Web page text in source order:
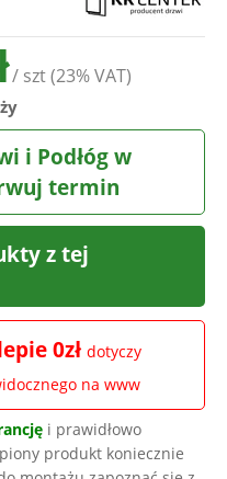
/ szt(23% VAT)
i Podłóg w
termin
z tej
0zł dotyczy
na www
i prawidłowo
produkt koniecznie